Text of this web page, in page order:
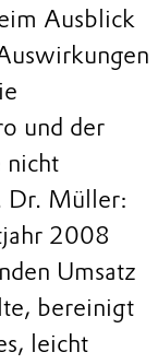
Ausblick
und der
nicht
Dr. Müller:
2008
Umsatz
bereinigt
leicht